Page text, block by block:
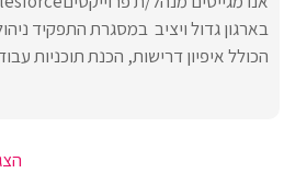
בארגון גדול ויציב במסגרת התפקיד
הכולל איפיון דרישות, הכנת תוכניות